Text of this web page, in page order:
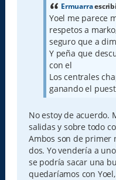
Ermuarra
Yoel me parece
respetos a
seguro que a
Y peña que
con el
Los centrales
ganando el
No estoy de acuerdo.
salidas y sobre todo
Ambos son de primer
dos. Yo vendería a
se podría sacar una
quedaríamos con